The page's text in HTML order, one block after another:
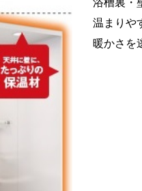
温まりや
暖かさを